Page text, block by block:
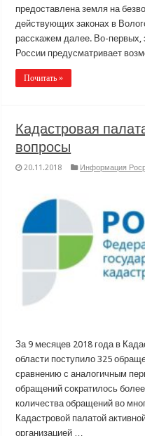
предоставлена земля на
действующих законах в
расскажем далее. Во-первых,
России предусматривает
Почитать »
Кадастровая
вопросы
20.11.2018 Информация
За 9 месяцев 2018 года в
области поступило 325
сравнению с аналогичным
обращений сократилось
количества обращений во
Кадастровой палатой
организацией …